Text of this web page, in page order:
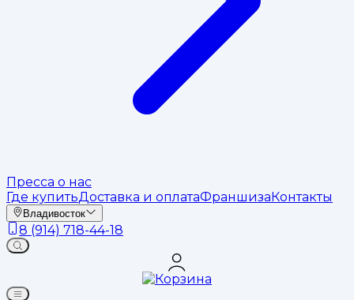
Пресса о нас
Где купитьДоставка и оплатаФраншизаКонтакты
Владивосток
8 (914) 718-44-18